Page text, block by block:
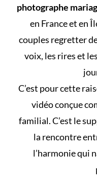
photographe
en France et en
couples regretter
voix, les rires et
C’est pour cette
vidéo conçue
familial. C’est le
la rencontre
l’harmonie qui